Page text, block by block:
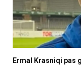
Ermal Krasniqi pas